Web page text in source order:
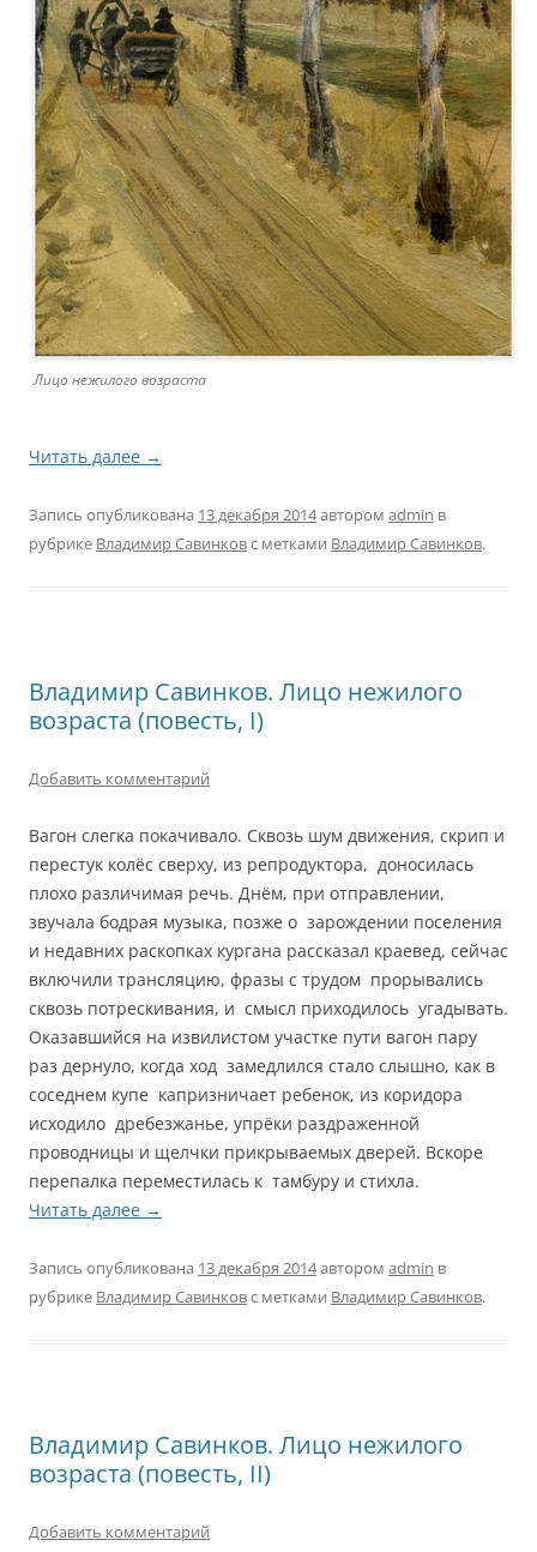
Лицо нежилого возраста
Читать далее →
Запись опубликована 13 декабря 2014автором admin в
рубрике Владимир Савинковс метками Владимир Савинков.
Владимир Савинков. Лицо нежилого
возраста (повесть, I)
Добавить комментарий
Вагон слегка покачивало. Сквозь шум движения, скрип и
перестук колёс сверху, из репродуктора, доносилась
плохо различимая речь. Днём, при отправлении,
звучала бодрая музыка, позже о зарождении поселения
и недавних раскопках кургана рассказал краевед, сейчас
включили трансляцию, фразы с трудом прорывались
сквозь потрескивания, и смысл приходилось угадывать.
Оказавшийся на извилистом участке пути вагон пару
раз дернуло, когда ход замедлился стало слышно, как в
соседнем купе капризничает ребенок, из коридора
исходило дребезжанье, упрёки раздраженной
проводницы и щелчки прикрываемых дверей. Вскоре
перепалка переместилась к тамбуру и стихла.
Читать далее →
Запись опубликована 13 декабря 2014автором admin в
рубрике Владимир Савинковс метками Владимир Савинков.
Владимир Савинков. Лицо нежилого
возраста (повесть, II)
Добавить комментарий